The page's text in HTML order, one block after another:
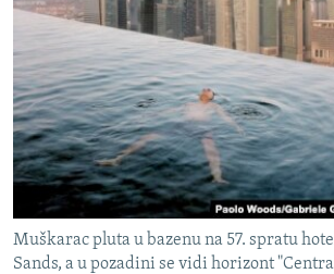
Muškarac pluta u bazenu na 57. spratu
Sands, a u pozadini se vidi horizont